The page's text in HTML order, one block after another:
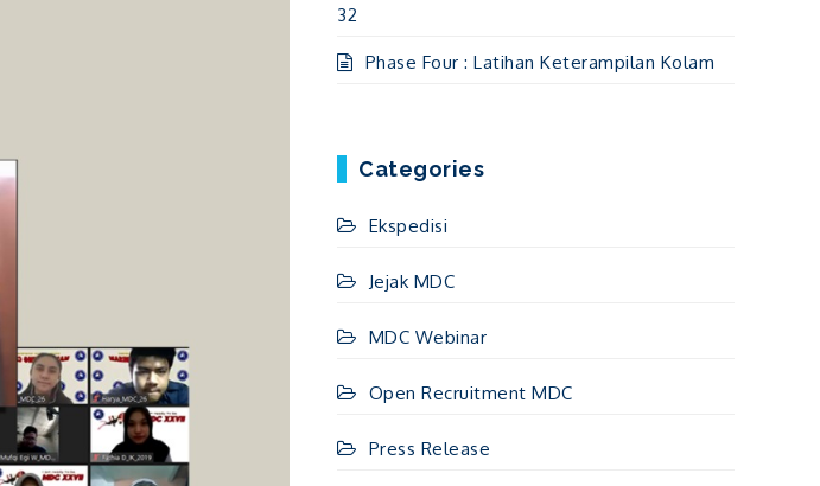
32
Phase Four : Latihan Keterampilan Kolam
Categories
Ekspedisi
Jejak MDC
MDC Webinar
Open Recruitment MDC
Press Release